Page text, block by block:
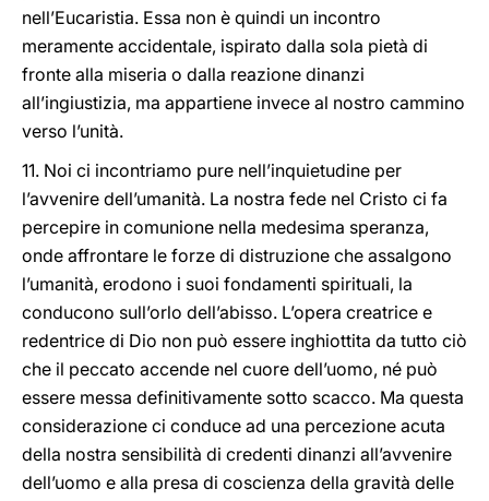
nell’Eucaristia. Essa non è quindi un incontro
meramente accidentale, ispirato dalla sola pietà di
fronte alla miseria o dalla reazione dinanzi
all’ingiustizia, ma appartiene invece al nostro cammino
verso l’unità.
11. Noi ci incontriamo pure nell’inquietudine per
l’avvenire dell’umanità. La nostra fede nel Cristo ci fa
percepire in comunione nella medesima speranza,
onde affrontare le forze di distruzione che assalgono
l’umanità, erodono i suoi fondamenti spirituali, la
conducono sull’orlo dell’abisso. L’opera creatrice e
redentrice di Dio non può essere inghiottita da tutto ciò
che il peccato accende nel cuore dell’uomo, né può
essere messa definitivamente sotto scacco. Ma questa
considerazione ci conduce ad una percezione acuta
della nostra sensibilità di credenti dinanzi all’avvenire
dell’uomo e alla presa di coscienza della gravità delle